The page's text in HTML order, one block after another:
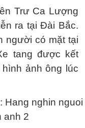
Trư Ca Lượng
ra tại Đài Bắc.
người có mặt tại
tang được kết
ảnh ông lúc